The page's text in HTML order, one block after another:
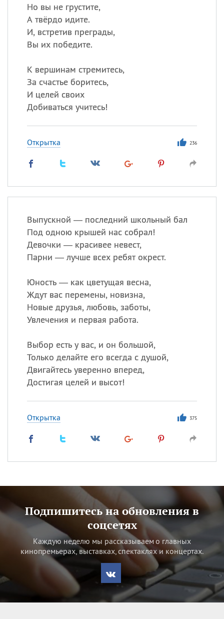
Но вы не грустите,
А твёрдо идите.
И, встретив преграды,
Вы их победите.
К вершинам стремитесь,
За счастье боритесь,
И целей своих
Добиваться учитесь!
Открытка 236
Выпускной — последний школьный бал
Под одною крышей нас собрал!
Девочки — красивее невест,
Парни — лучше всех ребят окрест.
Юность — как цветущая весна,
Ждут вас перемены, новизна,
Новые друзья, любовь, заботы,
Увлечения и первая работа.
Выбор есть у вас, и он большой,
Только делайте его всегда с душой,
Двигайтесь уверенно вперед,
Достигая целей и высот!
Открытка 375
Подпишитесь на обновления в
соцсетях
Каждую неделю мы рассказываем о главных
кинопремьерах, выставках, спектаклях и концертах.